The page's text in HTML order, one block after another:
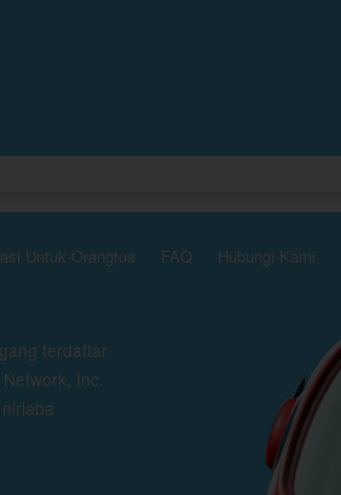
Untuk Orangtua FAQ Hubungi Kami
terdaftar
Inc.